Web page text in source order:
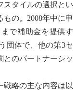
スタイルの選択とい
の。2008年中に申
で補助金を提供す
団体で、他の第3セ
とのパートナーシッ
略の主な内容は以